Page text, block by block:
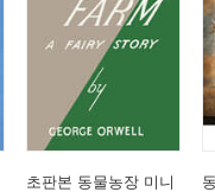
초판본 동물농장 미니